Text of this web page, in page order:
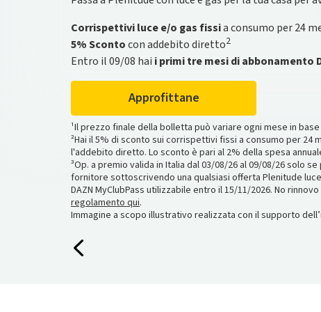
Corrispettivi luce e/o gas fissia consumo per 24
5% Scontocon addebito diretto2
Entro il 09/08 hai i primi tre mesi di abbonamento
Approfittane
¹Il prezzo finale della bolletta può variare ogni mese in
²Hai il 5% di sconto sui corrispettivi fissi a consumo per 24
l'addebito diretto. Lo sconto è pari al 2% della spesa
³Op. a premio valida in Italia dal 03/08/26 al 09/08/26 solo
fornitore sottoscrivendo una qualsiasi offerta Plenitude
DAZN MyClubPass utilizzabile entro il 15/11/2026. No
regolamento qui.
Immagine a scopo illustrativo realizzata con il supporto
Scopri Plenitude Fibra
Scopri di più
*Prezzo del bene Start Tuo 3kWp 5.290€, totale dovuto
8,56%.
**Operazioni a premio valide fino al 31/12/2026. Con
Protetto per 5 anni,
anni,
Regolamento qui
Scopri di più
*Operazione a premio “Più Insieme” valida dal 25‌/05‌/26‌ al
regolamento dell’operazione a premio e, più in generale, i
piuinsieme.com.
**Concorso a premi, diviso in fasi, valido fino alle 09:59 del
complessivo pari a €338.313,40 (IVA inclusa). Regolamento